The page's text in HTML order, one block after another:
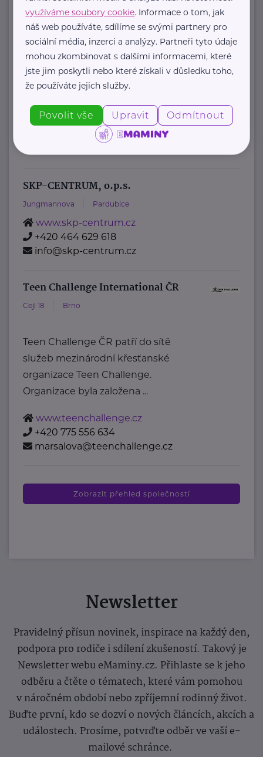
https://www.mzcr.cz/
+420 224 971 111
mzcr@mzcr.cz
Policie ČR
https://www.policie.cz/
+420 974 811 111
SKP-CENTRUM, o.p.s.
Jungmannova Pardubice
www.skp-centrum.cz
+420 464 629 618
info@skp-centrum.cz
Teen Challenge International ČR
Cejl 18 Brno
Teen Challenge ČR patří do sítě
služeb mezinárodní křesťanské
organizace Teen Challenge.
Organizace byla založena ...
www.teenchallenge.cz
+420 775 556 634
marsalova@teenchallenge.cz
Zobrazit přehled společností
Newsletter
Pravidelný přísun novinek, inspirace na každý den,
podpora pro rodiče i sdílení zkušeností. Takový je
Newsletter webu eMaminy.cz. Přihlaste se k jeho
odběru a čtěte o tématech, které vám pomohou
v náročném období nebo zpříjemní rodinný život.
Buďte první, kdo se dozví o nových článcích, akcích a
událostech. Prosíme, potvrďte odběr ve vaší e-
mailové schránce.
využíváme soubory cookie. Informace o tom, jak
náš web používáte, sdílíme se svými partnery pro
sociální média, inzerci a analýzy. Partneři tyto údaje
mohou zkombinovat s dalšími informacemi, které
jste jim poskytli nebo které získali v důsledku toho,
že používáte jejich služby.
Povolit vše Upravit Odmítnout